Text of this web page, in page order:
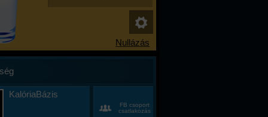
KalóriaBázis
FB csoport
csatlakozás